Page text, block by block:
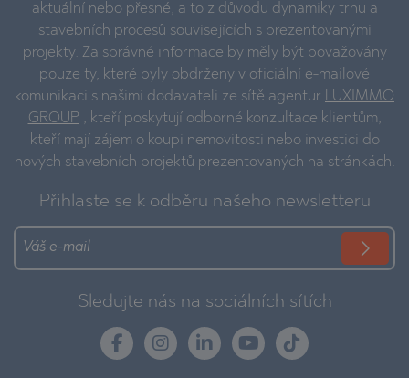
aktuální nebo přesné, a to z důvodu dynamiky trhu a
stavebních procesů souvisejících s prezentovanými
projekty. Za správné informace by měly být považovány
pouze ty, které byly obdrženy v oficiální e-mailové
komunikaci s našimi dodavateli ze sítě agentur LUXIMMO
GROUP , kteří poskytují odborné konzultace klientům,
kteří mají zájem o koupi nemovitosti nebo investici do
nových stavebních projektů prezentovaných na stránkách.
Přihlaste se k odběru našeho newsletteru
Sledujte nás na sociálních sítích